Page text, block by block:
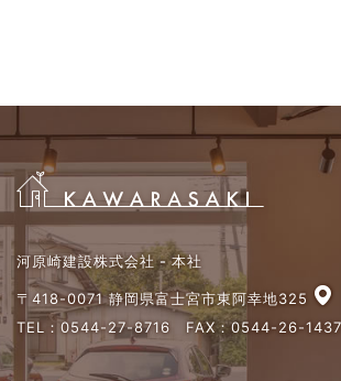
河原崎建設株式会社 - 本社
〒418-0071 静岡県富士宮市東阿幸地325
TEL： 0544-27-8716 FAX：0544-26-1437